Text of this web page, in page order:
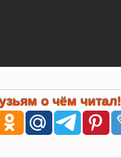
о чём читал!